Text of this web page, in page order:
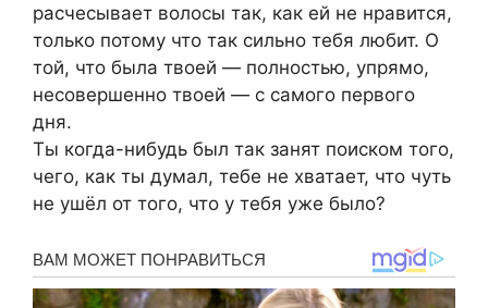
расчесывает волосы так, как ей не нравится,
только потому что так сильно тебя любит. О
той, что была твоей — полностью, упрямо,
несовершенно твоей — с самого первого
дня.
Ты когда-нибудь был так занят поиском того,
чего, как ты думал, тебе не хватает, что чуть
не ушёл от того, что у тебя уже было?